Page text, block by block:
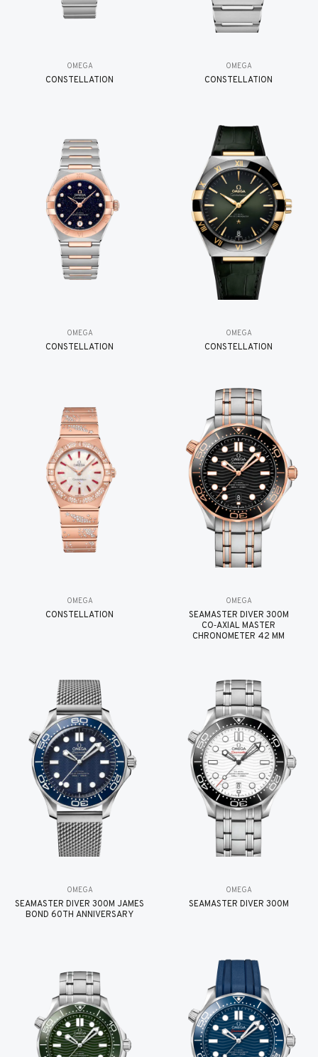
OMEGA
CONSTELLATION
OMEGA
CONSTELLATION
OMEGA
CONSTELLATION
OMEGA
CONSTELLATION
OMEGA
CONSTELLATION
OMEGA
SEAMASTER DIVER 300M
CO‑AXIAL MASTER
CHRONOMETER 42 MM
OMEGA
SEAMASTER DIVER 300M JAMES
BOND 60TH ANNIVERSARY
OMEGA
SEAMASTER DIVER 300M